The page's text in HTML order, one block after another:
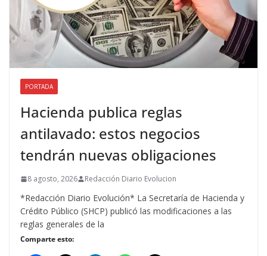
PORTADA
Hacienda publica reglas
antilavado: estos negocios
tendrán nuevas obligaciones
8 agosto, 2026 Redacción Diario Evolucion
*Redacción Diario Evolución* La Secretaría de Hacienda y
Crédito Público (SHCP) publicó las modificaciones a las
reglas generales de la
Comparte esto: